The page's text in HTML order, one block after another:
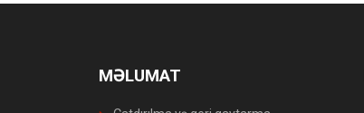
MƏLUMAT